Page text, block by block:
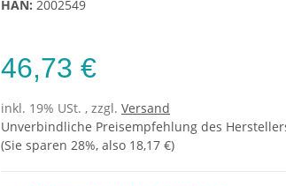
HAN: 2002549
46,73 €
inkl. 19% USt. , zzgl. Versand
Unverbindliche Preisempfehlung des
(Sie sparen 28%, also 18,17 €)